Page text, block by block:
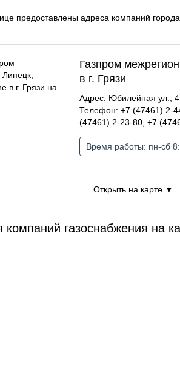
предоставлены адреса компаний
Открыть на карте ▼
Газпром
в г. Грязи
Адрес: Юбилейная ул.,
Телефон: +7 (47461) 2-
(47461) 2-23-80, +7
Время работы: пн-сб
газоснабжения на